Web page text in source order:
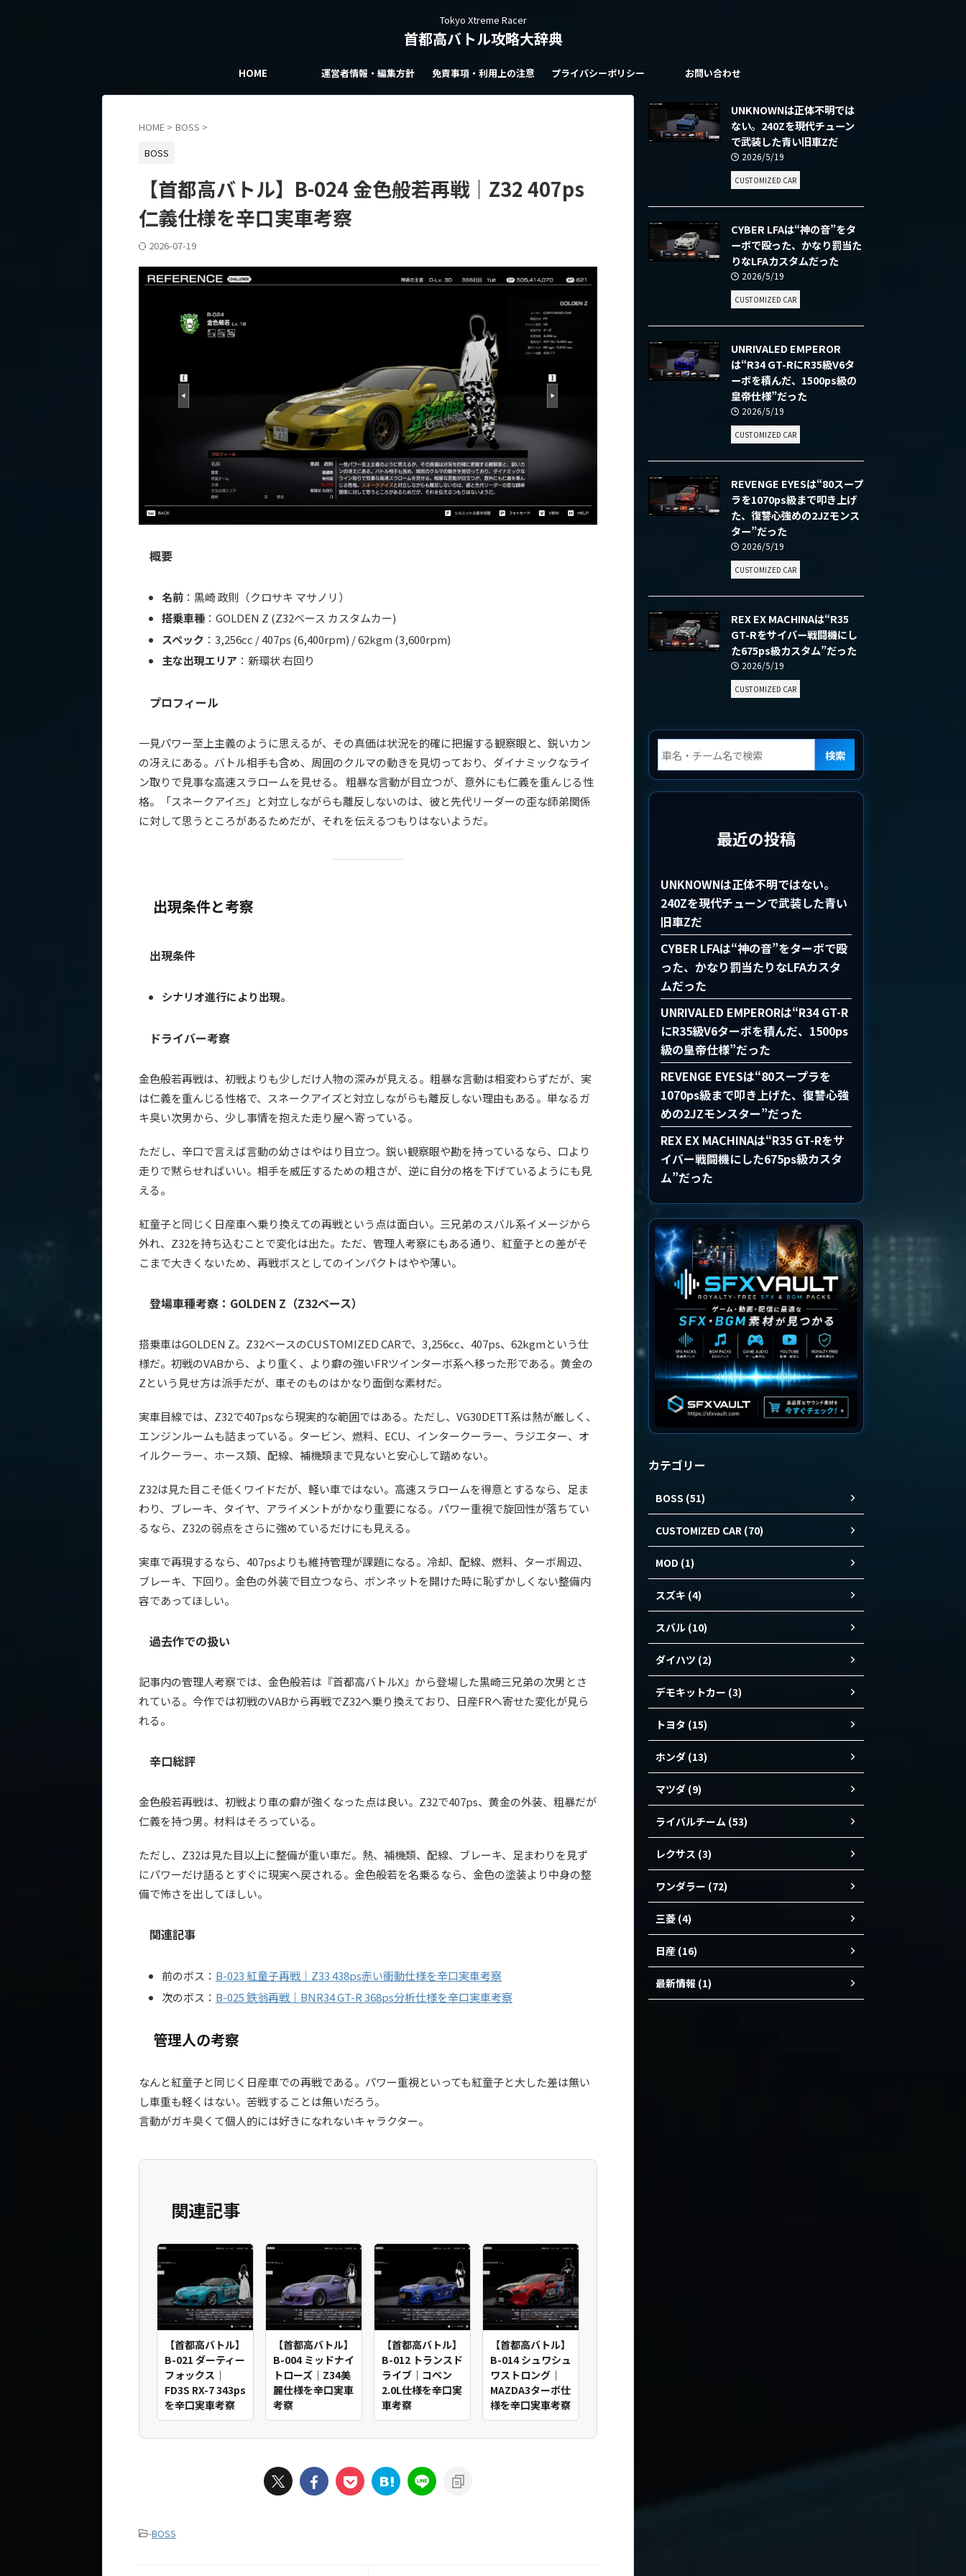
Tokyo Xtreme Racer
首都高バトル攻略大辞典
HOME 運営者情報・編集方針 免責事項・利用上の注意 プライバシーポリシー お問い合わせ
HOME > BOSS >
BOSS
【首都高バトル】B-024 金色般若再戦｜Z32 407ps
仁義仕様を辛口実車考察
2026-07-19
概要
名前 ：黒崎 政則（クロサキ マサノリ）
搭乗車種 ：GOLDEN Z (Z32ベース カスタムカー)
スペック ：3,256cc / 407ps (6,400rpm) / 62kgm (3,600rpm)
主な出現エリア ：新環状 右回り
プロフィール
一見パワー至上主義のように思えるが、その真価は状況を的確に把握する観察眼と、鋭いカン
の冴えにある。バトル相手も含め、周囲のクルマの動きを見切っており、ダイナミックなライ
ン取りで見事な高速スラロームを見せる。 粗暴な言動が目立つが、意外にも仁義を重んじる性
格。「スネークアイ즈」と対立しながらも離反しないのは、彼と先代リーダーの歪な師弟関係
に対して思うところがあるためだが、それを伝えるつもりはないようだ。
出現条件と考察
出現条件
シナリオ進行により出現。
ドライバー考察
金色般若再戦は、初戦よりも少しだけ人物の深みが見える。粗暴な言動は相変わらずだが、実
は仁義を重んじる性格で、スネークアイズと対立しながらも離反しない理由もある。単なるガ
キ臭い次男から、少し事情を抱えた走り屋へ寄っている。
ただし、辛口で言えば言動の幼さはやはり目立つ。鋭い観察眼や勘を持っているなら、口より
走りで黙らせればいい。相手を威圧するための粗さが、逆に自分の格を下げているようにも見
える。
紅童子と同じく日産車へ乗り換えての再戦という点は面白い。三兄弟のスバル系イメージから
外れ、Z32を持ち込むことで変化は出た。ただ、管理人考察にもある通り、紅童子との差がそ
こまで大きくないため、再戦ボスとしてのインパクトはやや薄い。
登場車種考察：GOLDEN Z（Z32ベース）
搭乗車はGOLDEN Z。Z32ベースのCUSTOMIZED CARで、3,256cc、407ps、62kgmという仕
様だ。初戦のVABから、より重く、より癖の強いFRツインターボ系へ移った形である。黄金の
Zという見せ方は派手だが、車そのものはかなり面倒な素材だ。
実車目線では、Z32で407psなら現実的な範囲ではある。ただし、VG30DETT系は熱が厳しく、
エンジンルームも詰まっている。タービン、燃料、ECU、インタークーラー、ラジエター、オ
イルクーラー、ホース類、配線、補機類まで見ないと安心して踏めない。
Z32は見た目こそ低くワイドだが、軽い車ではない。高速スラロームを得意とするなら、足ま
わり、ブレーキ、タイヤ、アライメントがかなり重要になる。パワー重視で旋回性が落ちてい
るなら、Z32の弱点をさらに強めているだけにも見える。
実車で再現するなら、407psよりも維持管理が課題になる。冷却、配線、燃料、ターボ周辺、
ブレーキ、下回り。金色の外装で目立つなら、ボンネットを開けた時に恥ずかしくない整備内
容であってほしい。
過去作での扱い
記事内の管理人考察では、金色般若は『首都高バトルX』から登場した黒崎三兄弟の次男とさ
れている。今作では初戦のVABから再戦でZ32へ乗り換えており、日産FRへ寄せた変化が見ら
れる。
辛口総評
金色般若再戦は、初戦より車の癖が強くなった点は良い。Z32で407ps、黄金の外装、粗暴だが
仁義を持つ男。材料はそろっている。
ただし、Z32は見た目以上に整備が重い車だ。熱、補機類、配線、ブレーキ、足まわりを見ず
にパワーだけ語るとすぐに現実へ戻される。金色般若を名乗るなら、金色の塗装より中身の整
備で怖さを出してほしい。
関連記事
前のボス： B-023 紅童子再戦｜Z33 438ps赤い衝動仕様を辛口実車考察
次のボス： B-025 鉄翁再戦｜BNR34 GT-R 368ps分析仕様を辛口実車考察
管理人の考察
なんと紅童子と同じく日産車での再戦である。パワー重視といっても紅童子と大した差は無い
し車重も軽くはない。苦戦することは無いだろう。
言動がガキ臭くて個人的には好きになれないキャラクター。
関連記事
【首都高バトル】
B-021 ダーティー
フォックス｜
FD3S RX-7 343ps
を辛口実車考察
【首都高バトル】
B-004 ミッドナイ
トローズ｜Z34美
麗仕様を辛口実車
考察
【首都高バトル】
B-012 トランスド
ライブ｜コペン
2.0L仕様を辛口実
車考察
【首都高バトル】
B-014 シュワシュ
ワストロング｜
MAZDA3ターボ仕
様を辛口実車考察
-BOSS
UNKNOWNは正体不明では
ない。240Zを現代チューン
で武装した青い旧車Zだ
2026/5/19
CUSTOMIZED CAR
CYBER LFAは“神の音”をタ
ーボで殴った、かなり罰当た
りなLFAカスタムだった
2026/5/19
CUSTOMIZED CAR
UNRIVALED EMPEROR
は“R34 GT-RにR35級V6タ
ーボを積んだ、1500ps級の
皇帝仕様”だった
2026/5/19
CUSTOMIZED CAR
REVENGE EYESは“80スープ
ラを1070ps級まで叩き上げ
た、復讐心強めの2JZモンス
ター”だった
2026/5/19
CUSTOMIZED CAR
REX EX MACHINAは“R35
GT-Rをサイバー戦闘機にし
た675ps級カスタム”だった
2026/5/19
CUSTOMIZED CAR
検索
最近の投稿
UNKNOWNは正体不明ではない。
240Zを現代チューンで武装した青い
旧車Zだ
CYBER LFAは“神の音”をターボで殴
った、かなり罰当たりなLFAカスタ
ムだった
UNRIVALED EMPERORは“R34 GT-R
にR35級V6ターボを積んだ、1500ps
級の皇帝仕様”だった
REVENGE EYESは“80スープラを
1070ps級まで叩き上げた、復讐心強
めの2JZモンスター”だった
REX EX MACHINAは“R35 GT-Rをサ
イバー戦闘機にした675ps級カスタ
ム”だった
カテゴリー
BOSS (51)
CUSTOMIZED CAR (70)
MOD (1)
スズキ (4)
スバル (10)
ダイハツ (2)
デモキットカー (3)
トヨタ (15)
ホンダ (13)
マツダ (9)
ライバルチーム (53)
レクサス (3)
ワンダラー (72)
三菱 (4)
日産 (16)
最新情報 (1)